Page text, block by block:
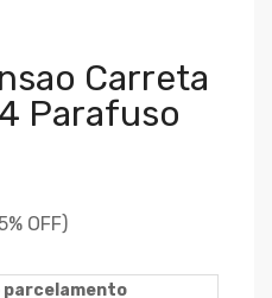
Carreta
Parafuso
OFF)
parcelamento